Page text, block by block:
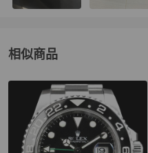
相似商品
更多相似ROLEX女錶推薦精品